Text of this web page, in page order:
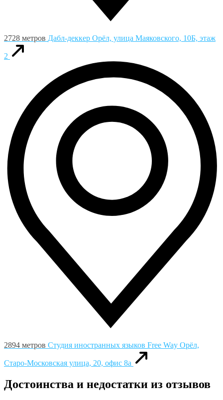
2728 метров Дабл-деккер Орёл, улица Маяковского, 10Б, этаж
2
2894 метров Студия иностранных языков Free Way Орёл,
Старо-Московская улица, 20, офис 8а
Достоинства и недостатки из отзывов